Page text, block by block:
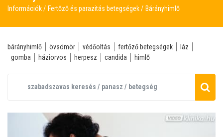
Információk Fertőző és parazitás betegségek Bárányhimlő
bárányhimlő övsömör védőoltás fertőző betegségek
láz
gomba
háziorvos herpesz candida himlő